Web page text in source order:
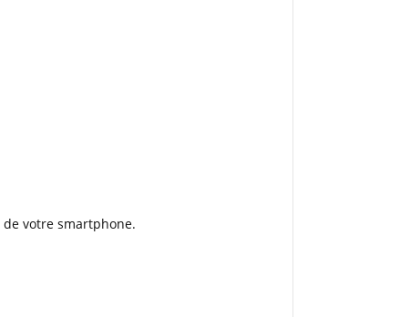
votre smartphone.